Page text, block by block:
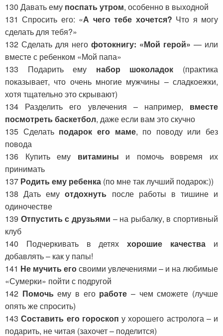
130 Давать ему поспать утром, особенно в выходной
131 Спросить его: «А чего тебе хочется? Что я могу
сделать для тебя?»
132 Сделать для него фотокнигу: «Мой герой» — или
вместе с ребенком «Мой папа»
133 Подарить ему набор шоколадок (практика
показывает, что очень многие мужчины – сладкоежки,
хотя тщательно это скрывают)
134 Разделить его увлечения – например, вместе
посмотреть баскетбол, даже если вам это скучно
135 Сделать подарок его маме, по поводу или без
повода
136 Купить ему витамины и помочь вовремя их
принимать
137 Родить ему ребенка (по мне так лучший подарок:))
138 Дать емуотдохнуть после работы в тишине и
одиночестве
139 Отпустить с друзьями – на рыбалку, в спортивный
клуб
140 Подчеркивать в детяххорошие качества и
добавлять – как у папы!
141 Не мучить егосвоими увлечениями – и на любимые
«Сумерки» пойти с подругой
142 Помочьему в его работе – чем сможете (лучше
опять же спросить)
143Составить его гороскоп у хорошего астролога – и
подарить, не читая (захочет – поделится)